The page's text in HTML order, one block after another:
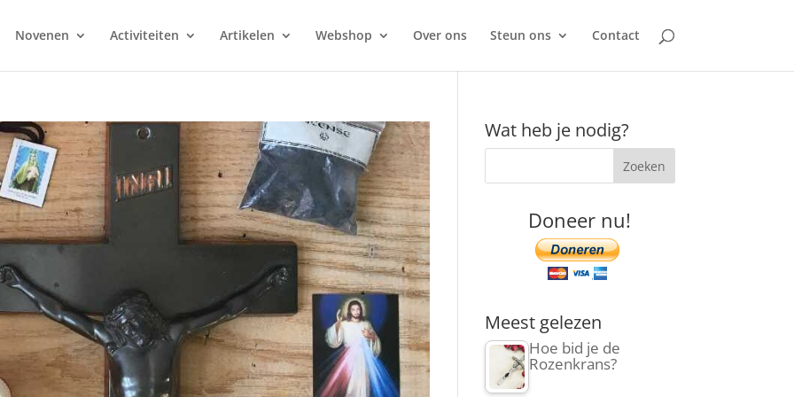
Novenen Activiteiten Artikelen Webshop Over ons Steun ons Contact
Wat heb je nodig?
Doneer nu!
Meest gelezen
Hoe bid je de
Rozenkrans?